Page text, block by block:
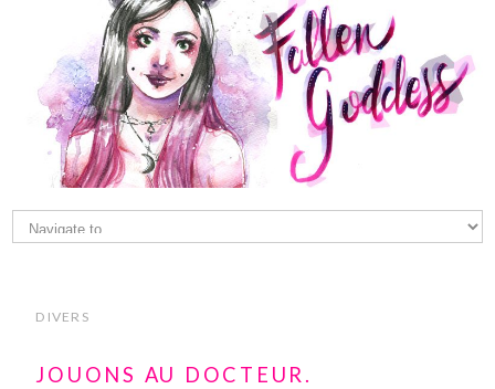
DIVERS
JOUONS AU DOCTEUR.